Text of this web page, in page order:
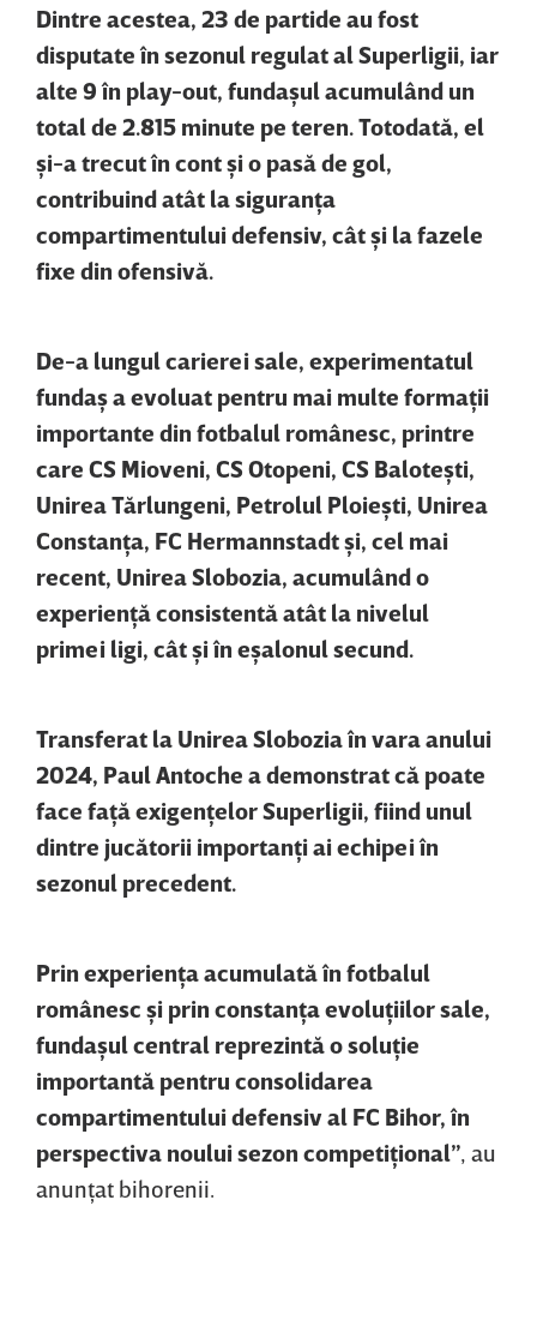
Dintre acestea, 23 de partide au fost
disputate în sezonul regulat al Superligii, iar
alte 9 în play-out, fundaşul acumulând un
total de 2.815 minute pe teren. Totodată, el
şi-a trecut în cont şi o pasă de gol,
contribuind atât la siguranţa
compartimentului defensiv, cât şi la fazele
fixe din ofensivă.
De-a lungul carierei sale, experimentatul
fundaş a evoluat pentru mai multe formaţii
importante din fotbalul românesc, printre
care CS Mioveni, CS Otopeni, CS Baloteşti,
Unirea Tărlungeni, Petrolul Ploieşti, Unirea
Constanţa, FC Hermannstadt şi, cel mai
recent, Unirea Slobozia, acumulând o
experienţă consistentă atât la nivelul
primei ligi, cât şi în eşalonul secund.
Transferat la Unirea Slobozia în vara anului
2024, Paul Antoche a demonstrat că poate
face faţă exigenţelor Superligii, fiind unul
dintre jucătorii importanţi ai echipei în
sezonul precedent.
Prin experienţa acumulată în fotbalul
românesc şi prin constanţa evoluţiilor sale,
fundaşul central reprezintă o soluţie
importantă pentru consolidarea
compartimentului defensiv al FC Bihor, în
perspectiva noului sezon competiţional”, au
anunţat bihorenii.